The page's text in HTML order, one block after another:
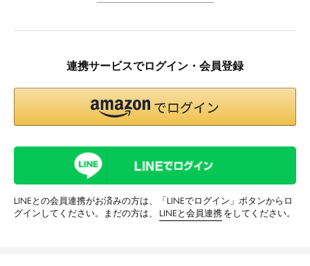
連携サービスでログイン・会員登録
LINEとの会員連携がお済みの方は、「LINEでログイン」ボタンからロ
グインしてください。まだの方は、
LINEと会員連携 をしてください。